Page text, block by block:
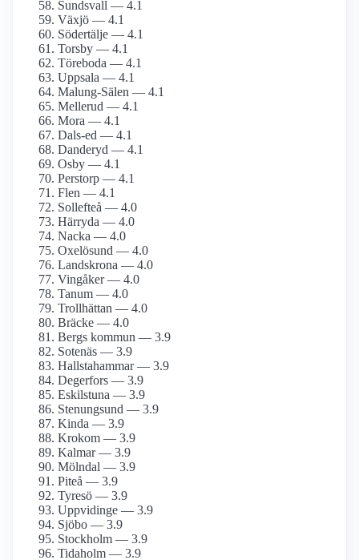
Sundsvall — 4.1
Växjö — 4.1
Södertälje — 4.1
Torsby — 4.1
Töreboda — 4.1
Uppsala — 4.1
Malung-Sälen — 4.1
Mellerud — 4.1
Mora — 4.1
Dals-ed — 4.1
Danderyd — 4.1
Osby — 4.1
Perstorp — 4.1
Flen — 4.1
Sollefteå — 4.0
Härryda — 4.0
Nacka — 4.0
Oxelösund — 4.0
Landskrona — 4.0
Vingåker — 4.0
Tanum — 4.0
Trollhättan — 4.0
Bräcke — 4.0
Bergs kommun — 3.9
Sotenäs — 3.9
Hallstahammar — 3.9
Degerfors — 3.9
Eskilstuna — 3.9
Stenungsund — 3.9
Kinda — 3.9
Krokom — 3.9
Kalmar — 3.9
Mölndal — 3.9
Piteå — 3.9
Tyresö — 3.9
Uppvidinge — 3.9
Sjöbo — 3.9
Stockholm — 3.9
Tidaholm — 3.9